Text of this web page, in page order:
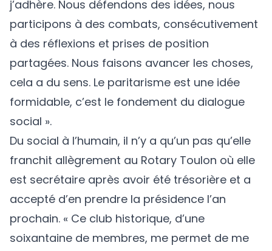
j’adhère. Nous défendons des idées, nous
participons à des combats, consécutivement
à des réflexions et prises de position
partagées. Nous faisons avancer les choses,
cela a du sens. Le paritarisme est une idée
formidable, c’est le fondement du dialogue
social ».
Du social à l’humain, il n’y a qu’un pas qu’elle
franchit allègrement au Rotary Toulon où elle
est secrétaire après avoir été trésorière et a
accepté d’en prendre la présidence l’an
prochain. « Ce club historique, d’une
soixantaine de membres, me permet de me